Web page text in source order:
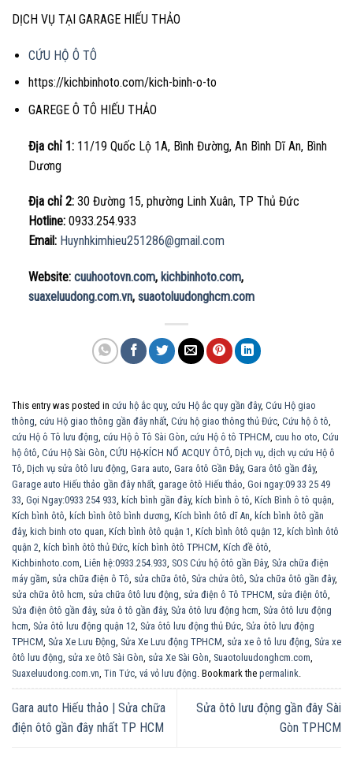
DỊCH VỤ TẠI GARAGE HIẾU THẢO
CỨU HỘ Ô TÔ
https://kichbinhoto.com/kich-binh-o-to
GAREGE Ô TÔ HIẾU THẢO
Địa chỉ 1:11/19 Quốc Lộ 1A, Bình Đường, An Bình Dĩ An, Bình
Dương
Địa chỉ 2: 30 Đường 15, phường Linh Xuân, TP Thủ Đức
Hotline:0933.254.933
Email: Huynhkimhieu251286@gmail.com
Website: cuuhootovn.com, kichbinhoto.com,
suaxeluudong.com.vn, suaotoluudonghcm.com
This entry was posted in cứu hộ ắc quy, cứu Hộ ắc quy gần đây, Cứu Hộ giao
thông, cứu Hộ giao thông gần đây nhất, Cứu hộ giao thông thủ Đức, Cứu hộ ô tô,
cứu Hộ ô Tô lưu động, cứu Hộ ô Tô Sài Gòn, cứu Hộ ô tô TPHCM, cuu ho oto, Cứu
hộ ôtô, Cứu Hộ Sài Gòn, CỨU Hộ-KÍCH NỔ ACQUY ÔTÔ, Dịch vụ, dịch vụ cứu Hộ ô
Tô, Dịch vụ sửa ôtô lưu động, Gara auto, Gara ôtô Gần Đây, Gara ôtô gần đây,
Garage auto Hiếu thảo gần đây nhất, garage ôtô Hiếu thảo, Goi ngay:09 33 25 49
33, Gọi Ngay:0933 254 933, kích bình gần đây, kích bình ô tô, Kích Bình ô tô quận,
Kích bình ôtô, kích bình ôtô bình dương, Kích bình ôtô dĩ An, kích bình ôtô gần
đây, kich binh oto quan, Kích bình ôtô quận 1, Kích bình ôtô quận 12, kích bình ôtô
quận 2, kích bình ôtô thủ Đức, kích bình ôtô TPHCM, Kích đề ôtô,
Kichbinhoto.com, Liên hệ:0933.254.933, SOS Cứu hộ ôtô gần Đây, Sửa chữa điện
máy gầm, sửa chữa điện ô Tô, sửa chữa ôtô, Sửa chửa ôtô, Sửa chữa ôtô gần đây,
sửa chữa ôtô hcm, sửa chữa ôtô lưu động, sửa điện ô Tô TPHCM, sửa điện ôtô,
Sửa điện ôtô gần đây, sửa ô tô gần đây, Sửa ôtô lưu động hcm, Sửa ôtô lưu động
hcm, Sửa ôtô lưu động quận 12, Sửa ôtô lưu động thủ Đức, Sửa ôtô lưu động
TPHCM, Sửa Xe Lưu Động, Sửa Xe Lưu động TPHCM, sửa xe ô tô lưu động, Sửa xe
ôtô lưu động, sửa xe ôtô Sài Gòn, sửa Xe Sài Gòn, Suaotoluudonghcm.com,
Suaxeluudong.com.vn, Tin Tức, vá vỏ lưu động. Bookmark the permalink.
Gara auto Hiếu thảo | Sửa chữa
điện ôtô gần đây nhất TP HCM
Sửa ôtô lưu động gần đây Sài
Gòn TPHCM